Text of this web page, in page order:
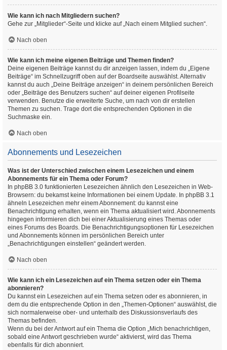
Wie kann ich nach Mitgliedern suchen?
Gehe zur „Mitglieder“-Seite und klicke auf „Nach einem Mitglied suchen“.
Nach oben
Wie kann ich meine eigenen Beiträge und Themen finden?
Deine eigenen Beiträge kannst du dir anzeigen lassen, indem du „Eigene
Beiträge“ im Schnellzugriff oben auf der Boardseite auswählst. Alternativ
kannst du auch „Deine Beiträge anzeigen“ in deinem persönlichen Bereich
oder „Beiträge des Benutzers suchen“ auf deiner eigenen Profilseite
verwenden. Benutze die erweiterte Suche, um nach von dir erstellen
Themen zu suchen. Trage dort die entsprechenden Optionen in die
Suchmaske ein.
Nach oben
Abonnements und Lesezeichen
Was ist der Unterschied zwischen einem Lesezeichen und einem
Abonnements für ein Thema oder Forum?
In phpBB 3.0 funktionierten Lesezeichen ähnlich den Lesezeichen in Web-
Browsern: du bekamst keine Informationen bei einem Update. In phpBB 3.1
ähneln Lesezeichen mehr einem Abonnement: du kannst eine
Benachrichtigung erhalten, wenn ein Thema aktualisiert wird. Abonnements
hingegen informieren dich bei einer Aktualisierung eines Themas oder
eines Forums des Boards. Die Benachrichtigungsoptionen für Lesezeichen
und Abonnements können im persönlichen Bereich unter
„Benachrichtigungen einstellen“ geändert werden.
Nach oben
Wie kann ich ein Lesezeichen auf ein Thema setzen oder ein Thema
abonnieren?
Du kannst ein Lesezeichen auf ein Thema setzen oder es abonnieren, in
dem du die entsprechende Option in den „Themen-Optionen“ auswählst, die
sich normalerweise ober- und unterhalb des Diskussionsverlaufs des
Themas befinden.
Wenn du bei der Antwort auf ein Thema die Option „Mich benachrichtigen,
sobald eine Antwort geschrieben wurde“ aktivierst, wird das Thema
ebenfalls für dich abonniert.